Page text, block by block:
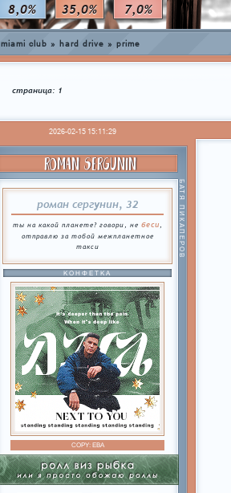
8,0% 35,0% 7,0%
miami club » hard drive » prime
страница: 1
2026-02-15 15:11:29
ROMAN SERGUNIN
роман сергунин, 32
ты на какой планете? говори, не беси
отправлю за тобой межпланетное
такси
БАТЯ ПИКАПЕРОВ
КОНФЕТКА
COPY:ЕВА